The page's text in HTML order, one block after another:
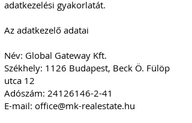
adatkezelési gyakorlatát.
Az adatkezelő adatai
Név: Global Gateway Kft.
Székhely: 1126 Budapest, Beck Ö. Fülöp
utca 12
Adószám: 24126146-2-41
E-mail: office@mk-realestate.hu